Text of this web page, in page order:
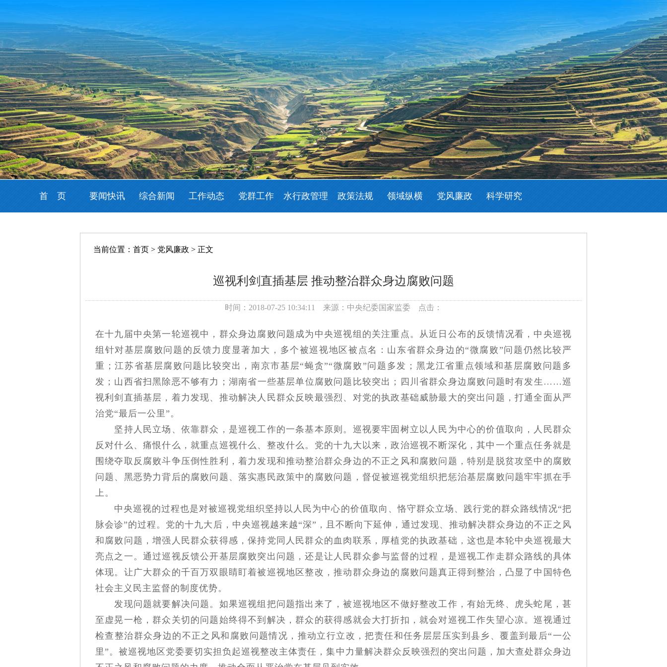
首 页 要闻快讯 综合新闻 工作动态 党群工作 水行政管理 政策法规 领域纵横 党风廉政 科学研究
当前位置： 首页 > 党风廉政 > 正文
巡视利剑直插基层 推动整治群众身边腐败问题
时间：2018-07-25 10:34:11 来源：中央纪委国家监委 点击：
在十九届中央第一轮巡视中，群众身边腐败问题成为中央巡视组的关注重点。从近日公布的反馈情况看，中央巡视
组针对基层腐败问题的反馈力度显著加大，多个被巡视地区被点名：山东省群众身边的“微腐败”问题仍然比较严
重；江苏省基层腐败问题比较突出，南京市基层“蝇贪”“微腐败”问题多发；黑龙江省重点领域和基层腐败问题多
发；山西省扫黑除恶不够有力；湖南省一些基层单位腐败问题比较突出；四川省群众身边腐败问题时有发生……巡
视利剑直插基层，着力发现、推动解决人民群众反映最强烈、对党的执政基础威胁最大的突出问题，打通全面从严
治党“最后一公里”。
坚持人民立场、依靠群众，是巡视工作的一条基本原则。巡视要牢固树立以人民为中心的价值取向，人民群众
反对什么、痛恨什么，就重点巡视什么、整改什么。党的十九大以来，政治巡视不断深化，其中一个重点任务就是
围绕夺取反腐败斗争压倒性胜利，着力发现和推动整治群众身边的不正之风和腐败问题，特别是脱贫攻坚中的腐败
问题、黑恶势力背后的腐败问题、落实惠民政策中的腐败问题，督促被巡视党组织把惩治基层腐败问题牢牢抓在手
上。
中央巡视的过程也是对被巡视党组织坚持以人民为中心的价值取向、恪守群众立场、践行党的群众路线情况“把
脉会诊”的过程。党的十九大后，中央巡视越来越“深”，且不断向下延伸，通过发现、推动解决群众身边的不正之风
和腐败问题，增强人民群众获得感，保持党同人民群众的血肉联系，厚植党的执政基础，这也是本轮中央巡视最大
亮点之一。通过巡视反馈公开基层腐败突出问题，还是让人民群众参与监督的过程，是巡视工作走群众路线的具体
体现。让广大群众的千百万双眼睛盯着被巡视地区整改，推动群众身边的腐败问题真正得到整治，凸显了中国特色
社会主义民主监督的制度优势。
发现问题就要解决问题。如果巡视组把问题指出来了，被巡视地区不做好整改工作，有始无终、虎头蛇尾，甚
至虚晃一枪，群众关切的问题始终得不到解决，群众的获得感就会大打折扣，就会对巡视工作失望心凉。巡视通过
检查整治群众身边的不正之风和腐败问题情况，推动立行立改，把责任和任务层层压实到县乡、覆盖到最后“一公
里”。被巡视地区党委要切实担负起巡视整改主体责任，集中力量解决群众反映强烈的突出问题，加大查处群众身边